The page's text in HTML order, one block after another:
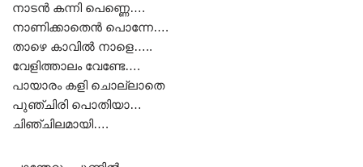
നാടൻ കന്നി പെണ്ണെ….
നാണിക്കാതെൻ പൊന്നേ….
താഴെ കാവിൽ നാളെ…..
വേളിത്താലം വേണ്ടേ….
പായാരം കളി ചൊല്ലാതെ
പുഞ്ചിരി പൊതിയാ…
ചിഞ്ചിലമായി….